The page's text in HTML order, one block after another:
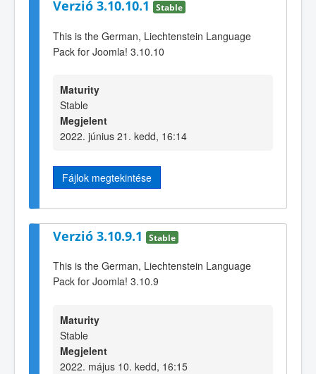
Verzió 3.10.10.1 Stable
This is the German, Liechtenstein Language
Pack for Joomla! 3.10.10
Maturity
Stable
Megjelent
2022. június 21. kedd, 16:14
Fájlok megtekintése
Verzió 3.10.9.1 Stable
This is the German, Liechtenstein Language
Pack for Joomla! 3.10.9
Maturity
Stable
Megjelent
2022. május 10. kedd, 16:15